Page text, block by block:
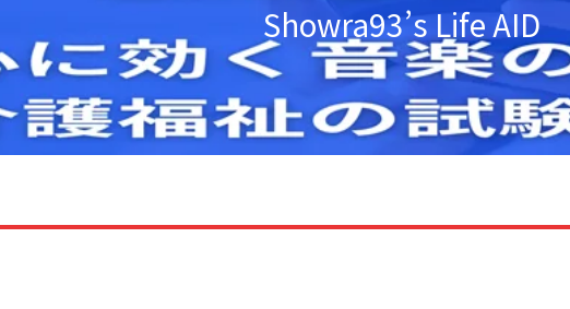
Showra93’s Life AID